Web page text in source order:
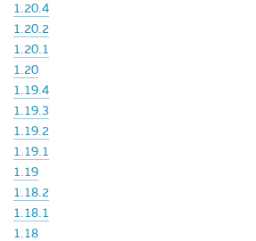
1.20.4
1.20.2
1.20.1
1.20
1.19.4
1.19.3
1.19.2
1.19.1
1.19
1.18.2
1.18.1
1.18